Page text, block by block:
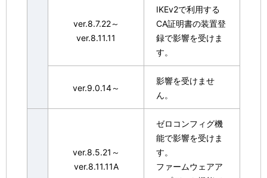
ver.8.7.22～
ver.8.11.11
IKEv2で利用する
CA証明書の装置登
録で影響を受けま
す。
ver.9.0.14～
影響を受けませ
ん。
ver.8.5.21～
ver.8.11.11A
ゼロコンフィグ機
能で影響を受けま
す。
ファームウェアア